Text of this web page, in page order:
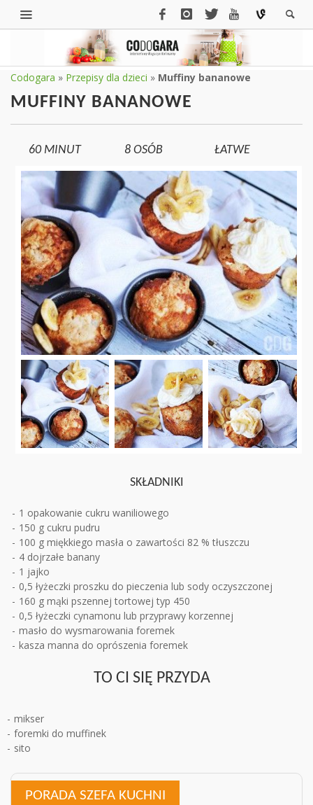
Codogara » Przepisy dla dzieci » Muffiny bananowe
MUFFINY BANANOWE
60 MINUT 8 OSÓB ŁATWE
SKŁADNIKI
1 opakowanie cukru waniliowego
150 g cukru pudru
100 g miękkiego masła o zawartości 82 % tłuszczu
4 dojrzałe banany
1 jajko
0,5 łyżeczki proszku do pieczenia lub sody oczyszczonej
160 g mąki pszennej tortowej typ 450
0,5 łyżeczki cynamonu lub przyprawy korzennej
masło do wysmarowania foremek
kasza manna do oprószenia foremek
TO CI SIĘ PRZYDA
mikser
foremki do muffinek
sito
PORADA SZEFA KUCHNI